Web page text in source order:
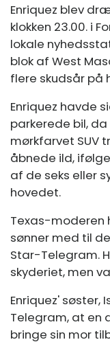
Enriquez blev
klokken 23.00. i
lokale
blok af West
flere skudsår på
Enriquez havde
parkerede bil,
mørkfarvet SUV
åbnede ild, ifølge
af de seks eller
hovedet.
Texas-moderen
sønner med til
Star-Telegram.
skyderiet, men
Enriquez' søster,
Telegram, at en
bringe sin mor